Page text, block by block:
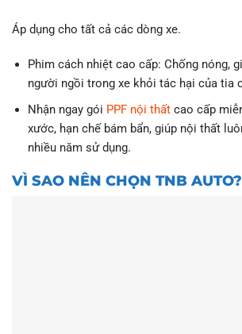
Áp dụng cho tất cả các dòng xe.
Phim cách nhiệt cao cấp: Chống nóng,
người ngồi trong xe khỏi tác hại của tia
Nhận ngay gói PPF nội thấtcao cấp
xước, hạn chế bám bẩn, giúp nội thất
nhiều năm sử dụng.
VÌ SAO NÊN CHỌN TNB AUTO?